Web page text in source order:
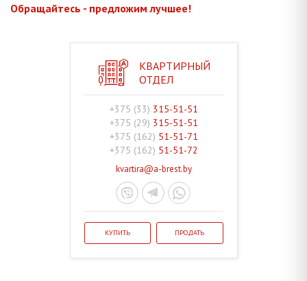
Обращайтесь - предложим лучшее!
КВАРТИРНЫЙ
ОТДЕЛ
+375 (33) 315-51-51
+375 (29) 315-51-51
+375 (162) 51-51-71
+375 (162) 51-51-72
kvartira@a-brest.by
КУПИТЬ ПРОДАТЬ